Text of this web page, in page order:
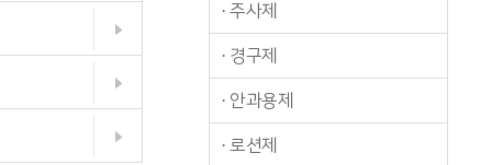
· 주사제
· 경구제
· 안과용제
· 로션제